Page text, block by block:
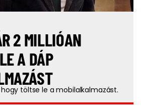
2 MILLIÓAN
A DÁP
töltse le a mobilalkalmazást.